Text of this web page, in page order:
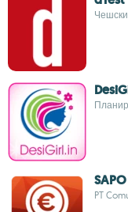
PT